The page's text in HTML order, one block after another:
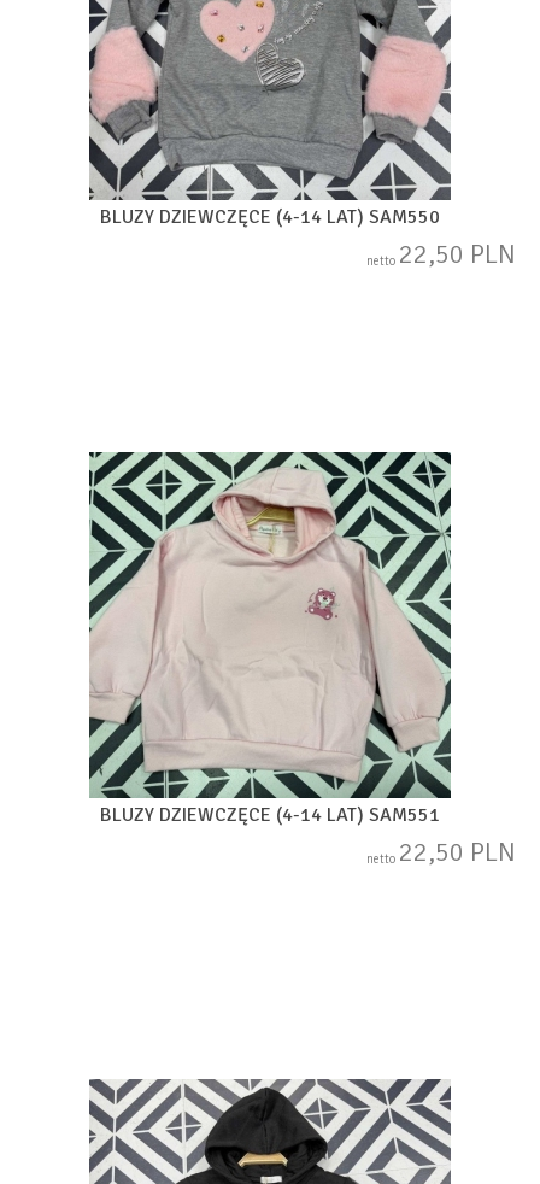
BLUZY DZIEWCZĘCE (4-14 LAT) SAM550
netto 22,50 PLN
BLUZY DZIEWCZĘCE (4-14 LAT) SAM551
netto 22,50 PLN